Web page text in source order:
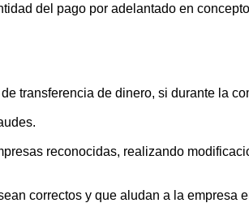
del pago por adelantado en
transferencia de dinero, si durante la
reconocidas, realizando
correctos y que aludan a la empresa